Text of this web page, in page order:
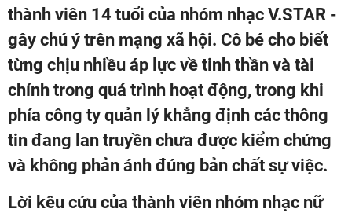
thành viên 14 tuổi của nhóm nhạc V.STAR -
gây chú ý trên mạng xã hội. Cô bé cho biết
từng chịu nhiều áp lực về tinh thần và tài
chính trong quá trình hoạt động, trong khi
phía công ty quản lý khẳng định các thông
tin đang lan truyền chưa được kiểm chứng
và không phản ánh đúng bản chất sự việc.
Lời kêu cứu của thành viên nhóm nhạc nữ